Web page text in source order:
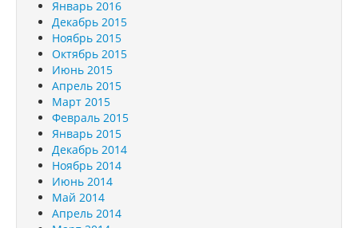
Январь 2016
Декабрь 2015
Ноябрь 2015
Октябрь 2015
Июнь 2015
Апрель 2015
Март 2015
Февраль 2015
Январь 2015
Декабрь 2014
Ноябрь 2014
Июнь 2014
Май 2014
Апрель 2014